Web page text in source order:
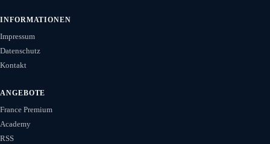
INFORMATIONEN
Impressum
Datenschutz
Kontakt
ANGEBOTE
France Premium
Academy
RSS